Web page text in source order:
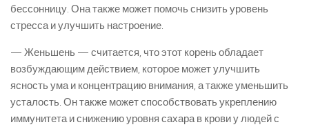
бессонницу. Она также может помочь снизить уровень
стресса и улучшить настроение.
— Женьшень — считается, что этот корень обладает
возбуждающим действием, которое может улучшить
ясность ума и концентрацию внимания, а также уменьшить
усталость. Он также может способствовать укреплению
иммунитета и снижению уровня сахара в крови у людей с